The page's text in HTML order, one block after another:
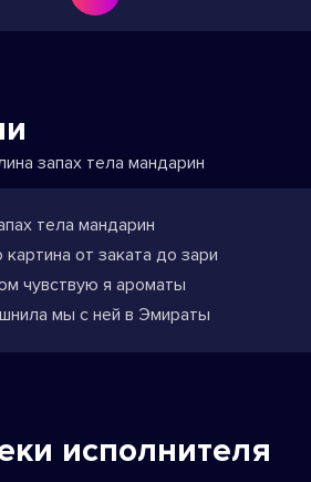
запах тела мандарин
тела мандарин
от заката до зари
чувствую я ароматы
мы с ней в Эмираты
исполнителя